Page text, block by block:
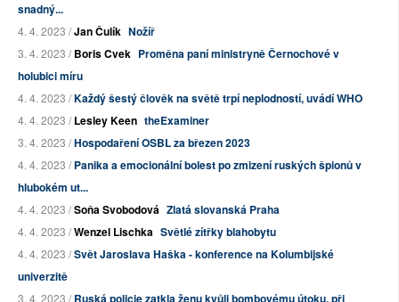
snadný...
4. 4. 2023 /Jan Čulík Nožíř
3. 4. 2023 /Boris Cvek Proměna paní ministryně Černochové v
holubici míru
4. 4. 2023 /Každý šestý člověk na světě trpí neplodností, uvádí WHO
4. 4. 2023 /Lesley Keen theExaminer
3. 4. 2023 /Hospodaření OSBL za březen 2023
4. 4. 2023 /Panika a emocionální bolest po zmizení ruských špionů v
hlubokém ut...
4. 4. 2023 /Soňa Svobodová Zlatá slovanská Praha
4. 4. 2023 /Wenzel Lischka Světlé zítřky blahobytu
4. 4. 2023 /Svět Jaroslava Haška - konference na Kolumbijské
univerzitě
3. 4. 2023 /Ruská policie zatkla ženu kvůli bombovému útoku, při